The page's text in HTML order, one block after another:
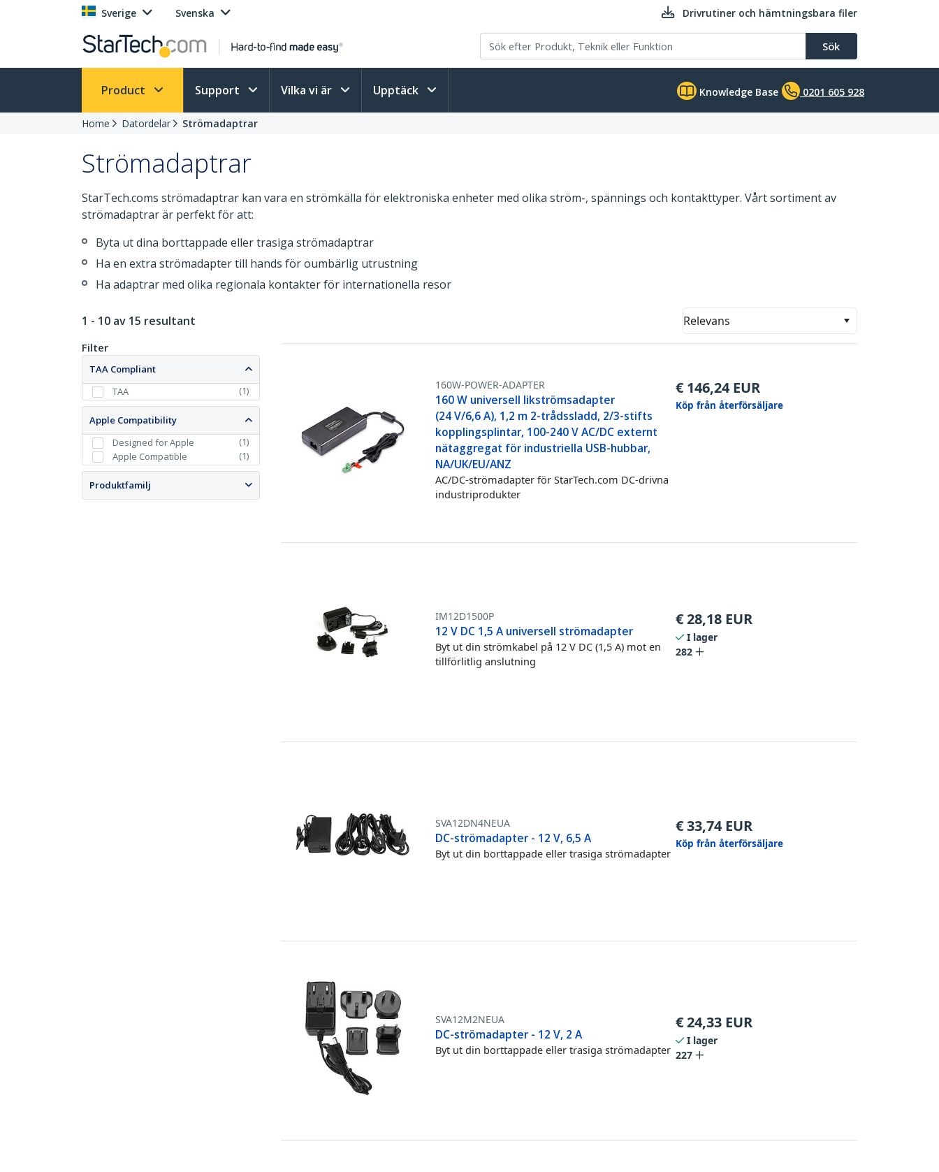
Sverige Svenska Drivrutiner och hämtningsbara filer
Sök
Product Support Vilka vi är Upptäck Knowledge Base 0201 605 928
Home Datordelar Strömadaptrar
Strömadaptrar
StarTech.coms strömadaptrar kan vara en strömkälla för elektroniska enheter med olika ström-, spännings och kontakttyper. Vårt sortiment av
strömadaptrar är perfekt för att:
Byta ut dina borttappade eller trasiga strömadaptrar
Ha en extra strömadapter till hands för oumbärlig utrustning
Ha adaptrar med olika regionala kontakter för internationella resor
1 - 10 av 15 resultant Relevans
Filter
TAA Compliant
TAA
(1)
Apple Compatibility
Designed for Apple
(1)
Apple Compatible
(1)
Produktfamilj
160W-POWER-ADAPTER
160 W universell likströmsadapter
(24 V/6,6 A), 1,2 m 2-trådssladd, 2/3-stifts
kopplingsplintar, 100-240 V AC/DC externt
nätaggregat för industriella USB-hubbar,
NA/UK/EU/ANZ
AC/DC-strömadapter för StarTech.com DC-drivna
industriprodukter
€ 146,24 EUR
Köp från återförsäljare
IM12D1500P
12 V DC 1,5 A universell strömadapter
Byt ut din strömkabel på 12 V DC (1,5 A) mot en
tillförlitlig anslutning
€28,18 EUR
I lager
282
SVA12DN4NEUA
DC-strömadapter - 12 V, 6,5 A
Byt ut din borttappade eller trasiga strömadapter
€33,74 EUR
Köp från återförsäljare
SVA12M2NEUA
DC-strömadapter - 12 V, 2 A
Byt ut din borttappade eller trasiga strömadapter
€24,33 EUR
I lager
227